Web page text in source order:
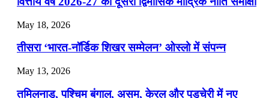
July 22, 2026
📝 डेली करेंट अफेयर्स: 19-21 जुलाई 2026
July 19, 2026
📝 डेली करेंट अफेयर्स: 16-18 जुलाई 2026
May 18, 2026
तीसरा ‘भारत-नॉर्डिक शिखर सम्मेलन’ ओस्लो में संपन्न
May 13, 2026
तमिलनाडु, पश्चिम बंगाल, असम, केरल और पुडुचेरी में नए